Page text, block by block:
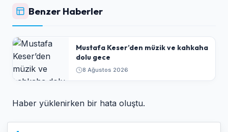
Benzer Haberler
Mustafa Keser’den müzik ve kahkaha
dolu gece
8 Ağustos 2026
Haber yüklenirken bir hata oluştu.